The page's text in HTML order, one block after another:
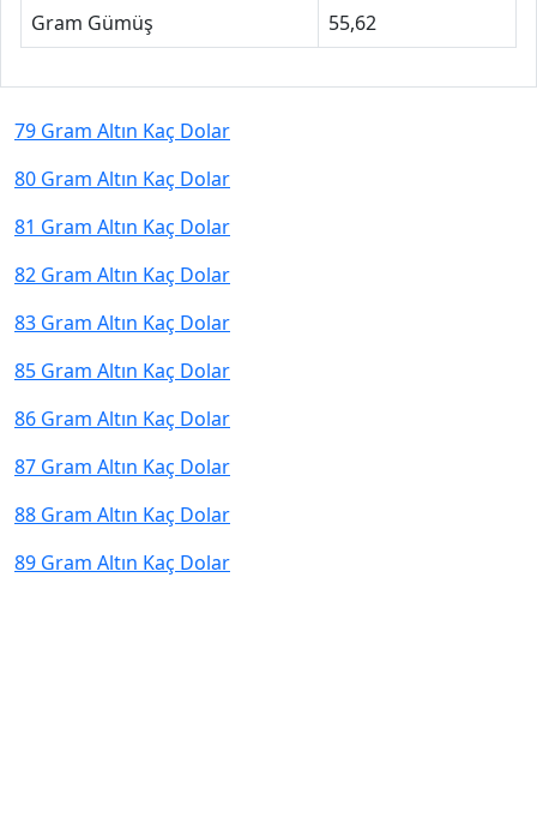
Gram Gümüş
55,62
79 Gram Altın Kaç Dolar
80 Gram Altın Kaç Dolar
81 Gram Altın Kaç Dolar
82 Gram Altın Kaç Dolar
83 Gram Altın Kaç Dolar
85 Gram Altın Kaç Dolar
86 Gram Altın Kaç Dolar
87 Gram Altın Kaç Dolar
88 Gram Altın Kaç Dolar
89 Gram Altın Kaç Dolar